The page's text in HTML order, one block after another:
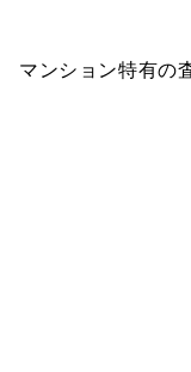
マンション特有の